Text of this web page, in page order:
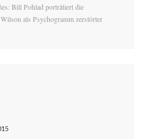
Bill Pohlad porträtiert die
als Psychogramm zerstörter